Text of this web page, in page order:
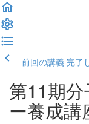
前回の講義 完了
第11期
ー養成講